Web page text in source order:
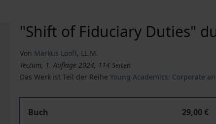
"Shift of Fiduciary Duties"
Von Markus Looft, LL.M.
Tectum, 1. Auflage 2024, 114 Seiten
Das Werk ist Teil der ReiheYoung Academics: Corporate
Buch
29,00 €